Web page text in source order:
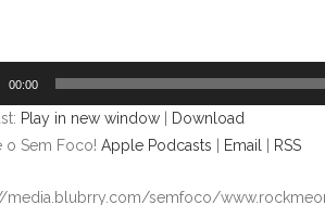
00:00
Play in new window | Download
o Sem Foco! Apple Podcasts | Email | RSS
media.blubrry.com/semfoco/